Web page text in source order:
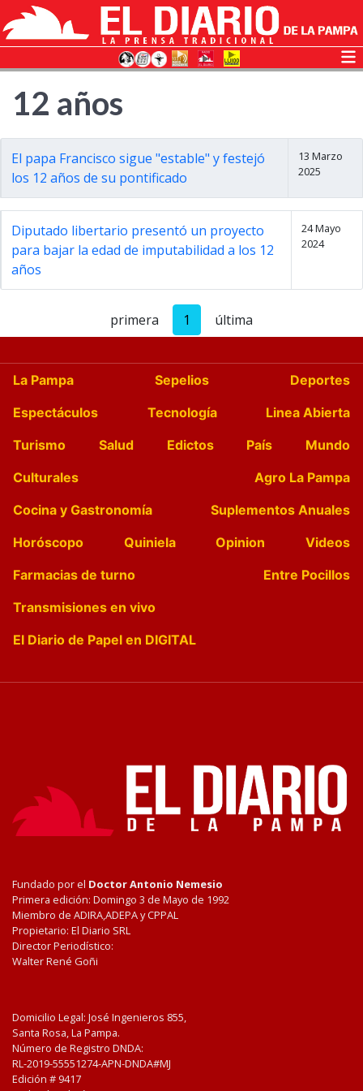
12 años
El papa Francisco sigue "estable" y festejó
los 12 años de su pontificado
13 Marzo
2025
Diputado libertario presentó un proyecto
para bajar la edad de imputabilidad a los 12
años
24 Mayo
2024
primera 1 última
La Pampa Sepelios
Deportes
Espectáculos
Tecnología
Linea Abierta
Turismo
Salud Edictos País
Mundo
Culturales
Agro La Pampa
Cocina y Gastronomía
Suplementos Anuales
Horóscopo
Quiniela Opinion
Videos
Farmacias de turno
Entre Pocillos
Transmisiones en vivo
El Diario de Papel en DIGITAL
Fundado por el Doctor Antonio Nemesio
Primera edición: Domingo 3 de Mayo de 1992
Miembro de ADIRA,ADEPA y CPPAL
Propietario: El Diario SRL
Director Periodístico:
Walter René Goñi
Domicilio Legal: José Ingenieros 855,
Santa Rosa, La Pampa.
Número de Registro DNDA:
RL-2019-55551274-APN-DNDA#MJ
Edición # 9417